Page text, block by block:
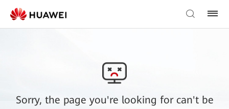
Sorry, the page you're looking for can't be